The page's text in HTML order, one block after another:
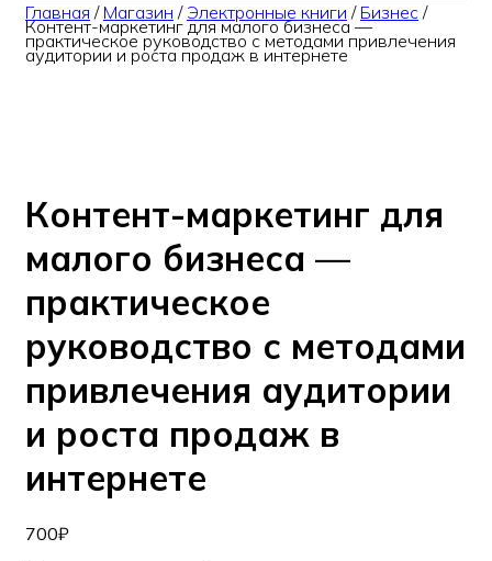
Главная / Магазин / Электронные книги / Бизнес /
Контент-маркетинг для малого бизнеса —
практическое руководство с методами привлечения
аудитории и роста продаж в интернете
Контент-маркетинг для
малого бизнеса —
практическое
руководство с методами
привлечения аудитории
и роста продаж в
интернете
700₽